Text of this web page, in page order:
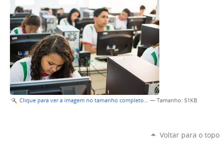
Clique para ver a imagem no tamanho completo… — Tamanho: 51KB
Voltar para o topo